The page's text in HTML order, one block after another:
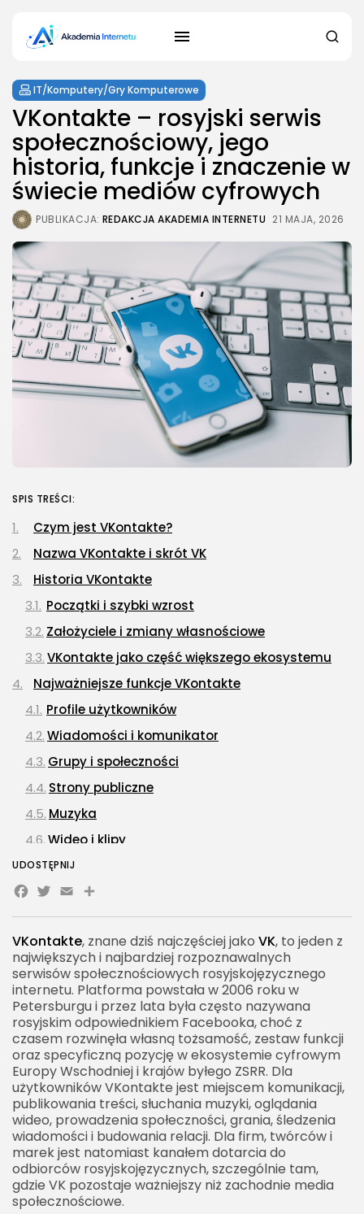
IT/Komputery/Gry Komputerowe
VKontakte – rosyjski serwis
społecznościowy, jego
historia, funkcje i znaczenie w
świecie mediów cyfrowych
PUBLIKACJA: REDAKCJA AKADEMIA INTERNETU 21 MAJA, 2026
VKontakte, znane dziś najczęściej jako VK, to jeden z
największych i najbardziej rozpoznawalnych
serwisów społecznościowych rosyjskojęzycznego
internetu. Platforma powstała w 2006 roku w
Petersburgu i przez lata była często nazywana
rosyjskim odpowiednikiem Facebooka, choć z
czasem rozwinęła własną tożsamość, zestaw funkcji
oraz specyficzną pozycję w ekosystemie cyfrowym
Europy Wschodniej i krajów byłego ZSRR. Dla
użytkowników VKontakte jest miejscem komunikacji,
publikowania treści, słuchania muzyki, oglądania
wideo, prowadzenia społeczności, grania, śledzenia
wiadomości i budowania relacji. Dla firm, twórców i
marek jest natomiast kanałem dotarcia do
odbiorców rosyjskojęzycznych, szczególnie tam,
gdzie VK pozostaje ważniejszy niż zachodnie media
społecznościowe.
SPIS TREŚCI:
Czym jest VKontakte?
Nazwa VKontakte i skrót VK
Historia VKontakte
Początki i szybki wzrost
Założyciele i zmiany własnościowe
VKontakte jako część większego ekosystemu
Najważniejsze funkcje VKontakte
Profile użytkowników
Wiadomości i komunikator
Grupy i społeczności
Strony publiczne
Muzyka
Wideo i klipy
Gry i aplikacje
Zakupy i funkcje biznesowe
VKontakte a Facebook
VKontakte a Instagram, TikTok i YouTube
VKontakte wobec TikToka
VKontakte wobec YouTube
VKontakte wobec Telegrama
VKontakte jako narzędzie marketingowe
Komunikacja marki w VKontakte
Reklama w VKontakte
Społeczności jako przewaga VK
VKontakte dla twórców internetowych
Treści, które sprawdzają się w VK
VKontakte a prywatność
UDOSTĘPNIJ
Facebook
Twitter
EmailShare